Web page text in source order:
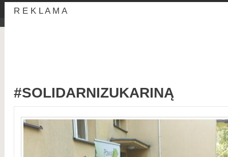
R E K L A M A
#SOLIDARNIZUKARINĄ